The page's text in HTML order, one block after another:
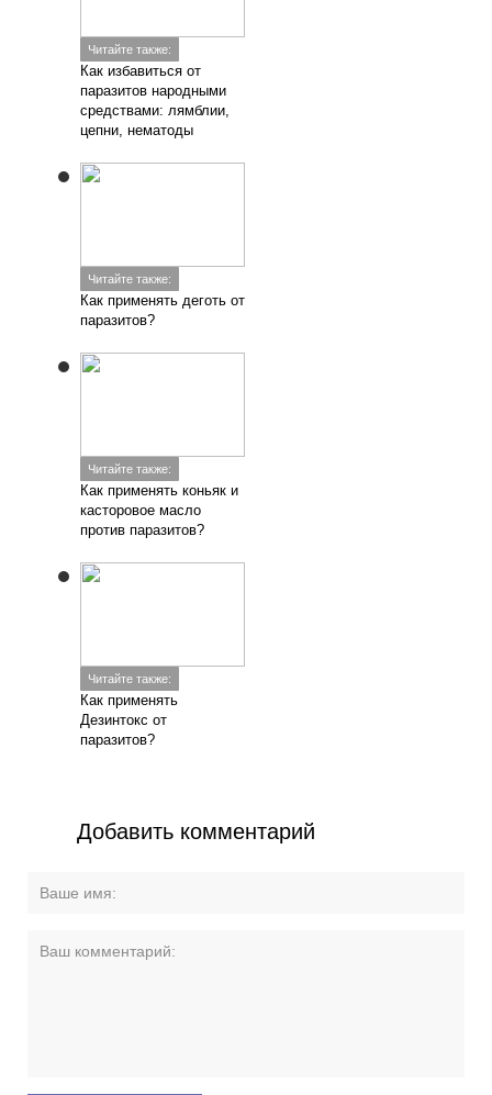
Читайте также:
Как избавиться от
паразитов народными
средствами: лямблии,
цепни, нематоды
Читайте также:
Как применять деготь от
паразитов?
Читайте также:
Как применять коньяк и
касторовое масло
против паразитов?
Читайте также:
Как применять
Дезинтокс от
паразитов?
Добавить комментарий